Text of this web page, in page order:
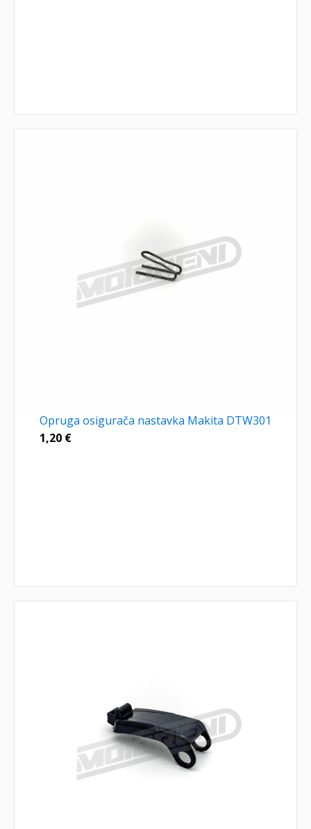
Opruga osigurača nastavka Makita DTW301
1,20 €